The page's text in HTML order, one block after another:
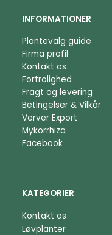
INFORMATIONER
Plantevalg guide
Firma profil
Kontakt os
Fortrolighed
Fragt og levering
Betingelser & Vilkår
Verver Export
Mykorrhiza
Facebook
KATEGORIER
Kontakt os
Løvplanter